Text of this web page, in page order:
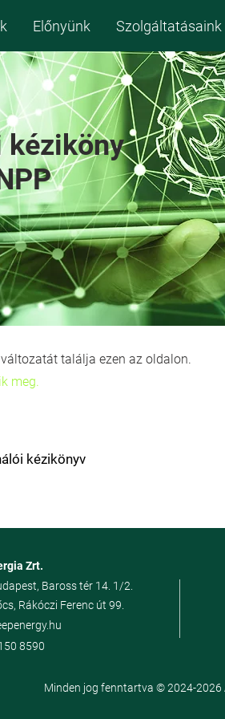
Előnyünk Szolgáltatásaink
kéziköny
találja ezen az oldalon.
meg.
kézikönyv
Zrt.
Rákóczi Ferenc út 99.
Baross tér 14. 1/2.
8590
Minden jog fenntartva © 2024-2026